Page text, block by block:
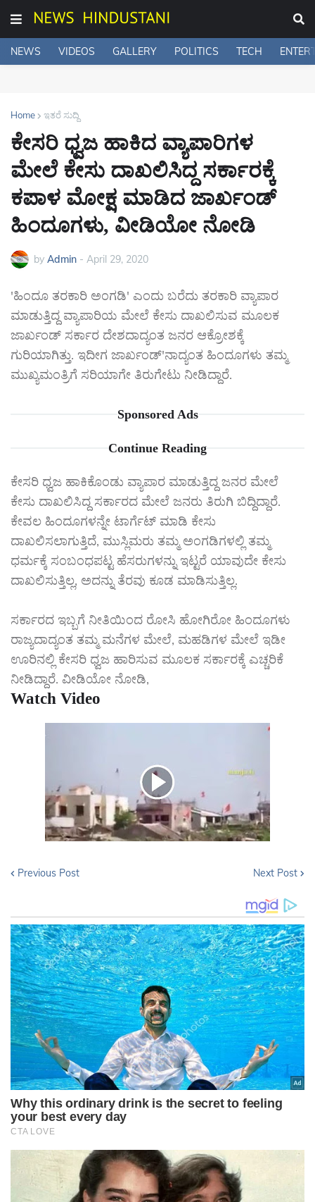
NEWS VIDEOS GALLERY POLITICS TECH
Home ಇತರೆ ಸುದ್ದಿ
ಕೇಸರಿ ಧ್ವಜ ಹಾಕಿದ ವ್ಯಾಪಾರಿಗಳ
ಮೇಲೆ ಕೇಸು ದಾಖಲಿಸಿದ್ದ ಸರ್ಕಾರಕ್ಕೆ
ಕಪಾಳ ಮೋಕ್ಷ ಮಾಡಿದ ಜಾರ್ಖಂಡ್
ಹಿಂದೂಗಳು, ವೀಡಿಯೋ ನೋಡಿ
by Admin - April 29, 2020
'ಹಿಂದೂ ತರಕಾರಿ ಅಂಗಡಿ' ಎಂದು ಬರೆದು ತರಕಾರಿ ವ್ಯಾಪಾರ
ಮಾಡುತ್ತಿದ್ದ ವ್ಯಾಪಾರಿಯ ಮೇಲೆ ಕೇಸು ದಾಖಲಿಸುವ ಮೂಲಕ
ಜಾರ್ಖಂಡ್ ಸರ್ಕಾರ ದೇಶದಾದ್ಯಂತ ಜನರ ಆಕ್ರೋಶಕ್ಕೆ
ಗುರಿಯಾಗಿತ್ತು. ಇದೀಗ ಜಾರ್ಖಂಡ್'ನಾದ್ಯಂತ ಹಿಂದೂಗಳು ತಮ್ಮ
ಮುಖ್ಯಮಂತ್ರಿಗೆ ಸರಿಯಾಗೇ ತಿರುಗೇಟು ನೀಡಿದ್ದಾರೆ.
Sponsored Ads
Continue Reading
ಕೇಸರಿ ಧ್ವಜ ಹಾಕಿಕೊಂಡು ವ್ಯಾಪಾರ ಮಾಡುತ್ತಿದ್ದ ಜನರ ಮೇಲೆ
ಕೇಸು ದಾಖಲಿಸಿದ್ದ ಸರ್ಕಾರದ ಮೇಲೆ ಜನರು ತಿರುಗಿ ಬಿದ್ದಿದ್ದಾರೆ.
ಕೇವಲ ಹಿಂದೂಗಳನ್ನೇ ಟಾರ್ಗೆಟ್ ಮಾಡಿ ಕೇಸು
ದಾಖಲಿಸಲಾಗುತ್ತಿದೆ, ಮುಸ್ಲಿಮರು ತಮ್ಮ ಅಂಗಡಿಗಳಲ್ಲಿ ತಮ್ಮ
ಧರ್ಮಕ್ಕೆ ಸಂಬಂಧಪಟ್ಟ ಹೆಸರುಗಳನ್ನು ಇಟ್ಟರೆ ಯಾವುದೇ ಕೇಸು
ದಾಖಲಿಸುತ್ತಿಲ್ಲ, ಅದನ್ನು ತೆರವು ಕೂಡ ಮಾಡಿಸುತ್ತಿಲ್ಲ.
ಸರ್ಕಾರದ ಇಬ್ಬಗೆ ನೀತಿಯಿಂದ ರೋಸಿ ಹೋಗಿರೋ ಹಿಂದೂಗಳು
ರಾಜ್ಯದಾದ್ಯಂತ ತಮ್ಮ ಮನೆಗಳ ಮೇಲೆ, ಮಹಡಿಗಳ ಮೇಲೆ ಇಡೀ
ಊರಿನಲ್ಲಿ ಕೇಸರಿ ಧ್ವಜ ಹಾರಿಸುವ ಮೂಲಕ ಸರ್ಕಾರಕ್ಕೆ ಎಚ್ಚರಿಕೆ
ನೀಡಿದ್ದಾರೆ. ವೀಡಿಯೋ ನೋಡಿ,
Watch Video
Previous Post Next Post